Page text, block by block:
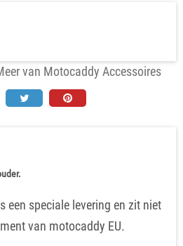
van Motocaddy Accessoires
een speciale levering en zit niet
van motocaddy EU.